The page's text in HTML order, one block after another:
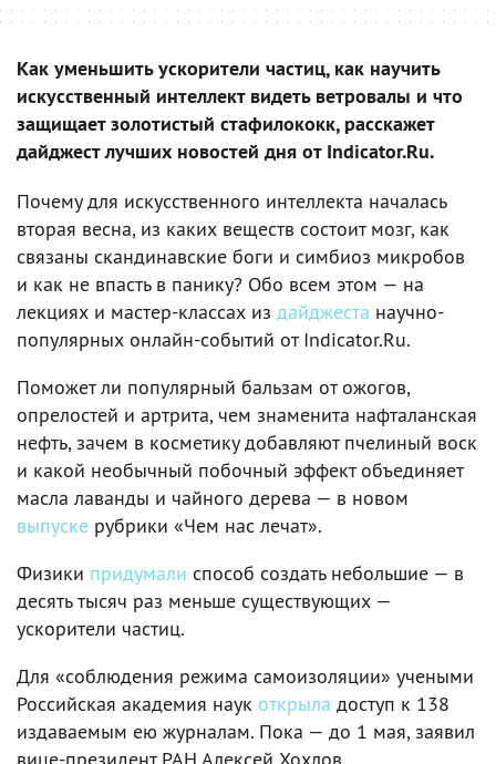
Как уменьшить ускорители частиц, как научить
искусственный интеллект видеть ветровалы и что
защищает золотистый стафилококк, расскажет
дайджест лучших новостей дня от Indicator.Ru.
Почему для искусственного интеллекта началась
вторая весна, из каких веществ состоит мозг, как
связаны скандинавские боги и симбиоз микробов
и как не впасть в панику? Обо всем этом — на
лекциях и мастер-классах из дайджеста научно-
популярных онлайн-событий от Indicator.Ru.
Поможет ли популярный бальзам от ожогов,
опрелостей и артрита, чем знаменита нафталанская
нефть, зачем в косметику добавляют пчелиный воск
и какой необычный побочный эффект объединяет
масла лаванды и чайного дерева — в новом
выпуске рубрики «Чем нас лечат».
Физики придумали способ создать небольшие — в
десять тысяч раз меньше существующих —
ускорители частиц.
Для «соблюдения режима самоизоляции» учеными
Российская академия наук открыла доступ к 138
издаваемым ею журналам. Пока — до 1 мая, заявил
вице-президент РАН Алексей Хохлов.